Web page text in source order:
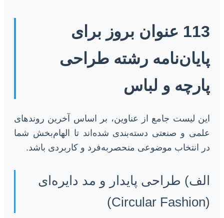
113 عنوان بروز برای
پایان‌نامه رشته طراحی
پارچه و لباس
این لیست جامع از عناوین، بر اساس آخرین روندهای
علمی و صنعتی دسته‌بندی شده‌اند تا الهام‌بخش شما
در انتخاب موضوعی منحصربه‌فرد و کاربردی باشد.
الف) طراحی پایدار و مد دایره‌ای
(Circular Fashion)